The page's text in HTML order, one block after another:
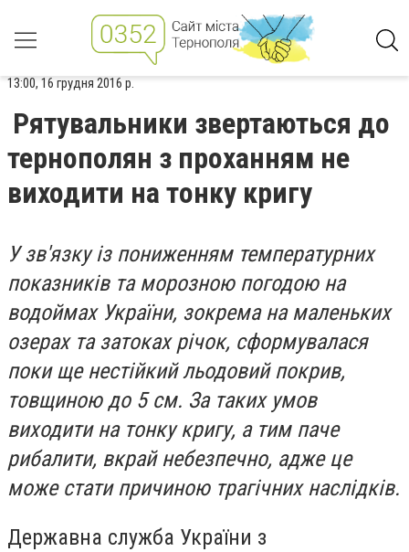
13:00, 16 грудня 2016 р.
Рятувальники звертаються до
тернополян з проханням не
виходити на тонку кригу
У зв'язку із пониженням температурних
показників та морозною погодою на
водоймах України, зокрема на маленьких
озерах та затоках річок, сформувалася
поки ще нестійкий льодовий покрив,
товщиною до 5 см. За таких умов
виходити на тонку кригу, а тим паче
рибалити, вкрай небезпечно, адже це
може стати причиною трагічних наслідків.
Державна служба України з